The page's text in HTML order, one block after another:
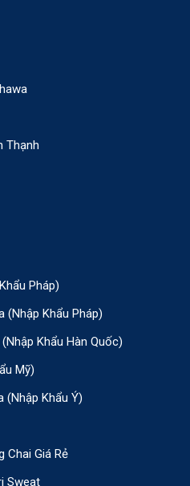
Thạnh
Pháp)
(nhập Khẩu Pháp)
Khẩu Hàn Quốc)
Mỹ)
(nhập Khẩu Ý)
Giá Rẻ
Sweat